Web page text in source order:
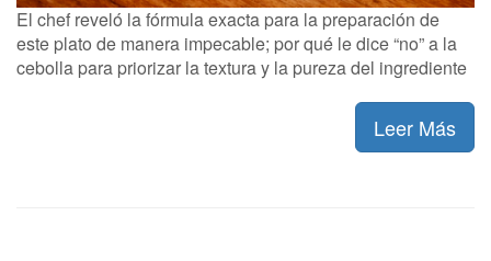
El chef reveló la fórmula exacta para la preparación de
este plato de manera impecable; por qué le dice “no” a la
cebolla para priorizar la textura y la pureza del ingrediente
Leer Más